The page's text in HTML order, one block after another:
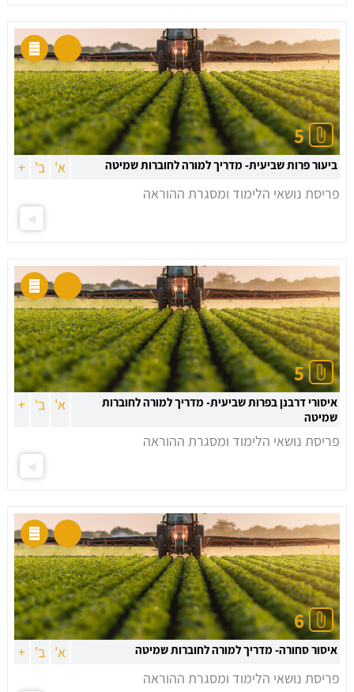
5
ביעור פרות שביעית- מדריך למורה לחוברות שמיטה א' ב' +
פריסת נושאי הלימוד ומסגרת ההוראה
5
איסורי דרבנן בפרות שביעית- מדריך למורה לחוברות
שמיטה
א' ב' +
פריסת נושאי הלימוד ומסגרת ההוראה
6
איסור סחורה- מדריך למורה לחוברות שמיטה א' ב' +
פריסת נושאי הלימוד ומסגרת ההוראה